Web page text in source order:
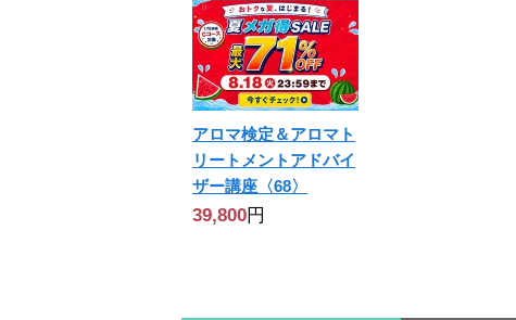
アロマ検定＆アロマト
リートメントアドバイ
ザー講座〈68〉
39,800円